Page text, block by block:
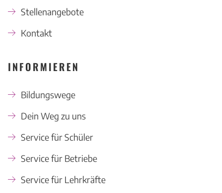
Stellenangebote
Kontakt
INFORMIEREN
Bildungswege
Dein Weg zu uns
Service für Schüler
Service für Betriebe
Service für Lehrkräfte